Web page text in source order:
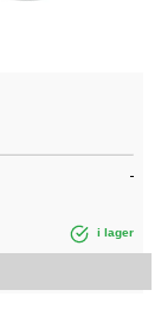
i lager